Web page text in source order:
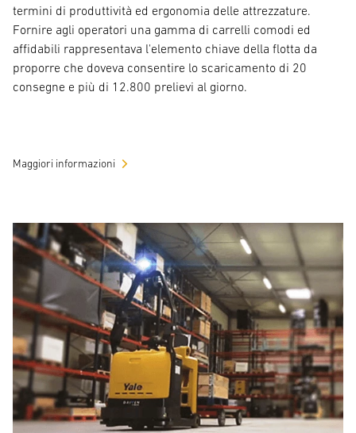
termini di produttività ed ergonomia delle attrezzature.
Fornire agli operatori una gamma di carrelli comodi ed
affidabili rappresentava l'elemento chiave della flotta da
proporre che doveva consentire lo scaricamento di 20
consegne e più di 12.800 prelievi al giorno.
Maggiori informazioni